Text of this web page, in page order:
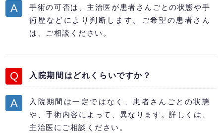
手術の可否は、主治医が患者さんごとの状態や手
術歴などにより判断します。ご希望の患者さん
は、ご相談ください。
入院期間はどれくらいですか？
入院期間は一定ではなく、患者さんごとの状態
や、手術内容によって、異なります。詳しくは、
主治医にご相談ください。